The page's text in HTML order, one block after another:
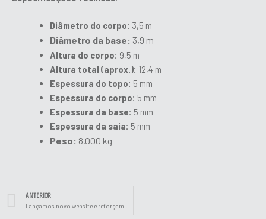
Diâmetro do corpo: 3,5 m
Diâmetro da base: 3,9 m
Altura do corpo: 9,5 m
Altura total (aprox.): 12,4 m
Espessura do topo: 5 mm
Espessura do corpo: 5 mm
Espessura da base: 5 mm
Espessura da saia: 5 mm
Peso: 8.000 kg
Prev
ANTERIOR